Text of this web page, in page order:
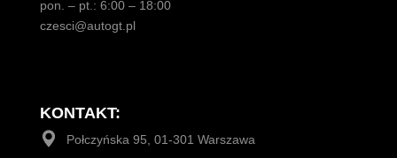
pon. – pt.: 6:00 – 18:00
czesci@autogt.pl
KONTAKT:
Połczyńska 95, 01-301 Warszawa